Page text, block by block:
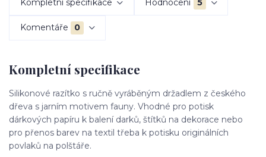
Kompletní specifikace Hodnocení 5
Komentáře 0
Kompletní specifikace
Silikonové razítko s ručně vyráběným držadlem z českého
dřeva s jarním motivem fauny. Vhodné pro potisk
dárkových papíru k balení darků, štítků na dekorace nebo
pro přenos barev na textil třeba k potisku originálních
povlaků na polštáře.